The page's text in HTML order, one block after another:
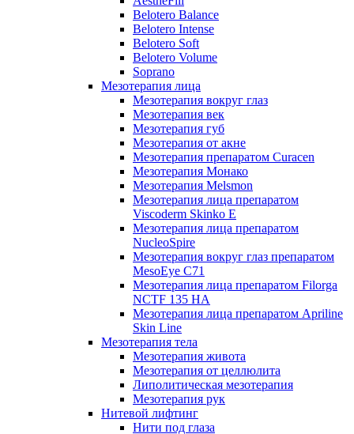
Belotero Balance
Belotero Intense
Belotero Soft
Belotero Volume
Soprano
Мезотерапия лица
Мезотерапия вокруг глаз
Мезотерапия век
Мезотерапия губ
Мезотерапия от акне
Мезотерапия препаратом Curacen
Мезотерапия Монако
Мезотерапия Melsmon
Мезотерапия лица препаратом
Viscoderm Skinko E
Мезотерапия лица препаратом
NucleoSpire
Мезотерапия вокруг глаз препаратом
MesoEye С71
Мезотерапия лица препаратом Filorga
NCTF 135 HA
Мезотерапия лица препаратом Apriline
Skin Line
Мезотерапия тела
Мезотерапия живота
Мезотерапия от целлюлита
Липолитическая мезотерапия
Мезотерапия рук
Нитевой лифтинг
Нити под глаза